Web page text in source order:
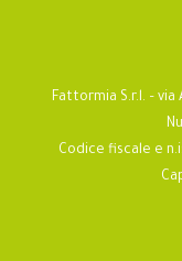
Fattormia S.r.l. – via
Codice fiscale e